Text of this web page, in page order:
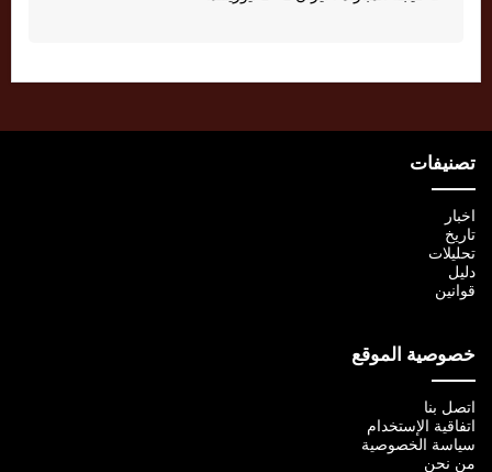
تصنيفات
اخبار
تاريخ
تحليلات
دليل
قوانين
خصوصية الموقع
اتصل بنا
اتفاقية الإستخدام
سياسة الخصوصية
من نحن